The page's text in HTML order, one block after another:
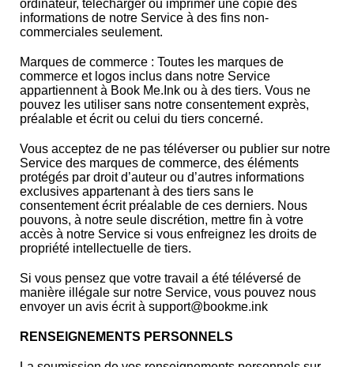
ordinateur, télécharger ou imprimer une copie des
informations de notre Service à des fins non-
commerciales seulement.
Marques de commerce : Toutes les marques de
commerce et logos inclus dans notre Service
appartiennent à Book Me.Ink ou à des tiers. Vous ne
pouvez les utiliser sans notre consentement exprès,
préalable et écrit ou celui du tiers concerné.
Vous acceptez de ne pas téléverser ou publier sur notre
Service des marques de commerce, des éléments
protégés par droit d’auteur ou d’autres informations
exclusives appartenant à des tiers sans le
consentement écrit préalable de ces derniers. Nous
pouvons, à notre seule discrétion, mettre fin à votre
accès à notre Service si vous enfreignez les droits de
propriété intellectuelle de tiers.
Si vous pensez que votre travail a été téléversé de
manière illégale sur notre Service, vous pouvez nous
envoyer un avis écrit à support@bookme.ink
RENSEIGNEMENTS PERSONNELS